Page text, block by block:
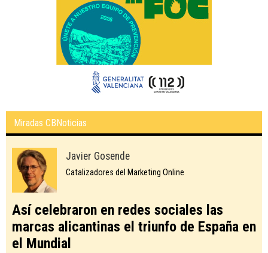
Miradas CBNoticias
Javier Gosende
Catalizadores del Marketing Online
Así celebraron en redes sociales las
marcas alicantinas el triunfo de España en
el Mundial